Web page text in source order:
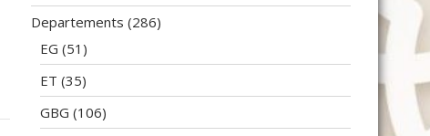
Departements (286)
EG (51)
ET (35)
GBG (106)